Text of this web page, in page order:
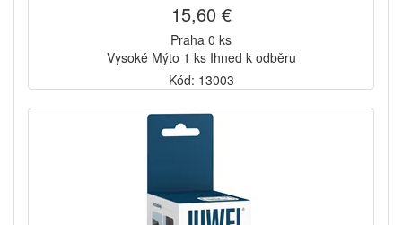
15,60 €
Praha 0 ks
Vysoké Mýto 1 ks Ihned k odběru
Kód: 13003